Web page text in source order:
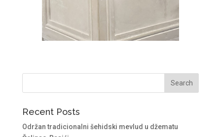
Recent Posts
Održan tradicionalni šehidski mevlud u džematu